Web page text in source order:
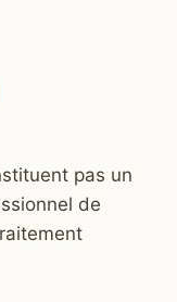
pas un
de